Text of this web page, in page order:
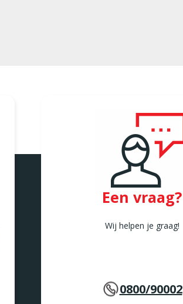
Een vraag?
Wij helpen je graag!
0800/90002